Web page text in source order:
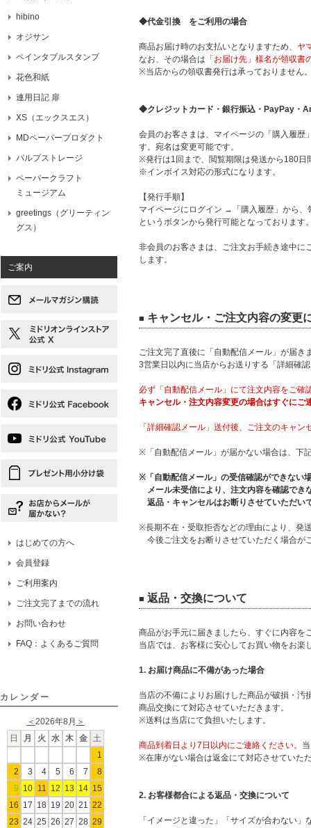
hibino
オジサン
ペインタブルスタンプ
花色和紙
連用日記 扉
XS（エックスエス）
MDペーパープロダクト
パルプストレージ
ペーパークラフト
ミュージアム
greetings（グリーティン
グス）
ご案内
はじめての方へ
会員登録
ご利用案内
ご注文完了までの流れ
お問い合わせ
FAQ：よくあるご質問
カレンダー
＜ 2026年8月 ＞
日
月 火 水 木 金
土
1
2
3 4 5 6 7
8
9 10 11 12 13 14 15
16 17 18 19 20 21
22
23 24 25 26 27 28 29
◆代金引換 をご利用の場合
商品お届け時のお支払いとなりますため、 ヤ
なお、その場合は 「お届け先」様名が領収書
※当店からの領収書発行は承っておりません
◆クレジットカード・銀行振込・PayPay・
会員のお客さまは、マイページの「購入履歴
す。宛名は変更可能です。
※発行は1回まで、閲覧期限は発送から180日
※インボイス対応の形式になります。
【発行手順】
マイページにログイン →「購入履歴」から
というボタンから発行可能となっております
非会員のお客さまは、ご注文お手続き途中に
します。
■ キャンセル・ご注文内容の変更
ご注文完了直後に「自動配信メール」が届き
3営業日以内に当店からお送りする「詳細確
必ず「自動配信メール」にて注文内容をご確
キャンセル・注文内容変更の場合はすぐにご
「詳細確認メール」送付後、ご注文のキャ
※「自動配信メール」が届かない場合は、下
※「自動配信メール」の受信確認ができない
メール未受信により、注文内容を確認でき
返品・キャンセルはお断りさせていただい
※長期不在・受取拒否などの理由により、発
今後ご注文をお断りさせていただく場合が
■ 返品・交換について
商品がお手元に届きましたら、すぐに内容を
当店では、お客様に安心してお買い物をお
1. お届け商品に不備があった場合
当店の不備によりお届けした商品が破損・
商品交換にて対応させていただきます。
※送料は当店にて負担いたします。
商品到着日より7日以内にご連絡ください。
※在庫がない場合は返金にて対応させていた
2. お客様都合による返品・交換について
「イメージと違った」「サイズが合わない